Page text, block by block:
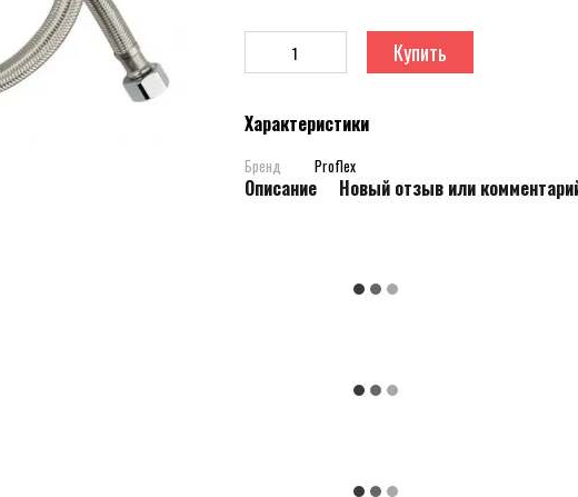
Купить
Характеристики
Бренд Proflex
Описание Новый отзыв или